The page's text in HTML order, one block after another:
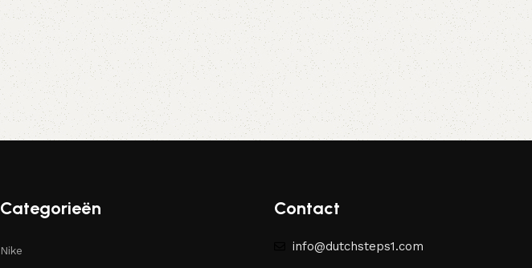
Categorieën
Nike
Contact
info@dutchsteps1.com